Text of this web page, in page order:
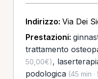
Indirizzo: Via Dei
Prestazioni:
trattamento
50,00€),
podologica(45 min